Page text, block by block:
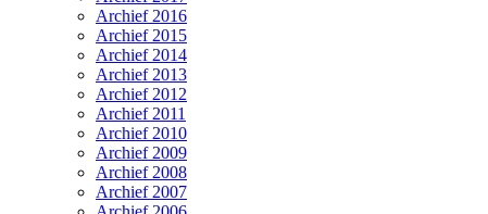
Archief 2016
Archief 2015
Archief 2014
Archief 2013
Archief 2012
Archief 2011
Archief 2010
Archief 2009
Archief 2008
Archief 2007